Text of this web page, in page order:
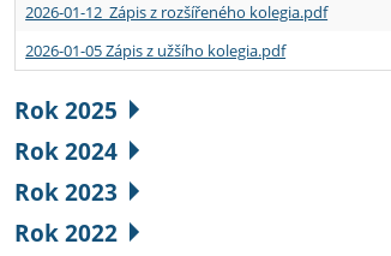
2026-01-12 Zápis z rozšířeného kolegia.pdf
2026-01-05 Zápis z užšího kolegia.pdf
Rok 2025
Rok 2024
Rok 2023
Rok 2022